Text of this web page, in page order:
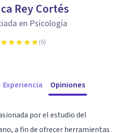
Rey Cortés
en Psicología
(6)
Experiencia Opiniones
por el estudio del
a fin de ofrecer herramientas